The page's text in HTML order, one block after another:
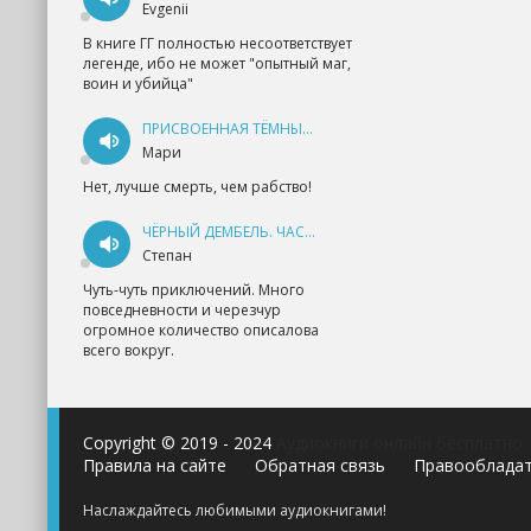
Evgenii
В книге ГГ полностью несоответствует
легенде, ибо не может "опытный маг,
воин и убийца"
ПРИСВОЕННАЯ ТЁМНЫМ. ПРОКЛЯТАЯ ЛЮБОВЬ - АННА ГЕРР
Мари
Нет, лучше смерть, чем рабство!
ЧЁРНЫЙ ДЕМБЕЛЬ. ЧАСТЬ 1 - АНДРЕЙ ФЕДИН
Степан
Чуть-чуть приключений. Много
повседневности и черезчур
огромное количество описалова
всего вокруг.
Copyright © 2019 - 2024
Правила на сайте
Обратная связь
Наслаждайтесь любимыми аудиокнигами!